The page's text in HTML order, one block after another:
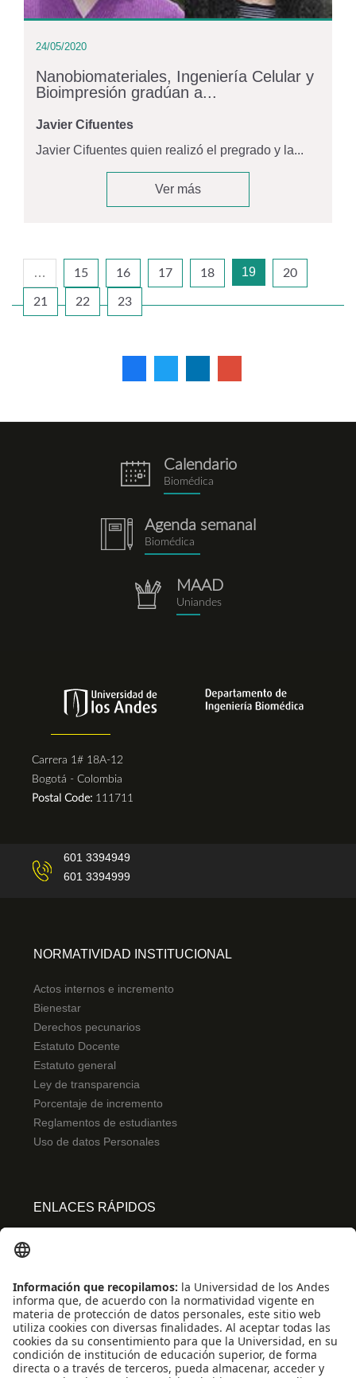
24/05/2020
Nanobiomateriales, Ingeniería Celular y
Bioimpresión gradúan a...
Javier Cifuentes
Javier Cifuentes quien realizó el pregrado y la...
Ver más
… 15 16 17 18 19 20
21 22 23
eventos.png
Calendario
Biomédica
notebook.png
Agenda semanal
Biomédica
repositorio.png
MAAD
Uniandes
Carrera 1# 18A-12
Bogotá - Colombia
Postal Code: 111711
601 3394949
601 3394999
NORMATIVIDAD INSTITUCIONAL
Actos internos e incremento
Bienestar
Derechos pecunarios
Estatuto Docente
Estatuto general
Ley de transparencia
Porcentaje de incremento
Reglamentos de estudiantes
Uso de datos Personales
ENLACES RÁPIDOS
Convivencia y transparencia
Emergencias: Extensión 0000
Eventos destacados
Mapa del Sitio
Multimedia
Noticias